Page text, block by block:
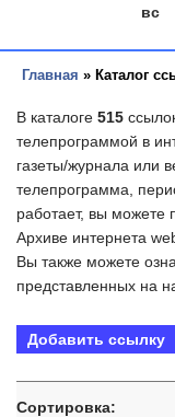
вс
Главная » Каталог
В каталоге 515
телепрограммой в
газеты/журнала или
телепрограмма,
работает, вы можете
Архиве интернета
Вы также можете
представленных на
Добавить ссылку
Сортировка: